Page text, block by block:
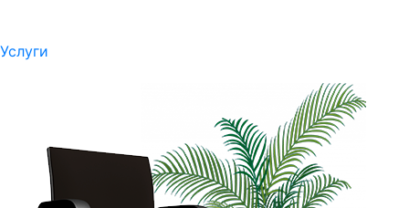
Услуги